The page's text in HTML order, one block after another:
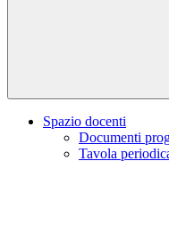
Spazio docenti
Documenti
Tavola